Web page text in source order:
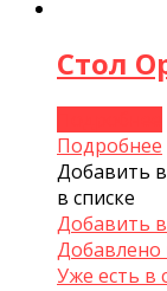
Стол
Подробнее
Добавить
в списке
Добавить
Добавлено
Уже есть в